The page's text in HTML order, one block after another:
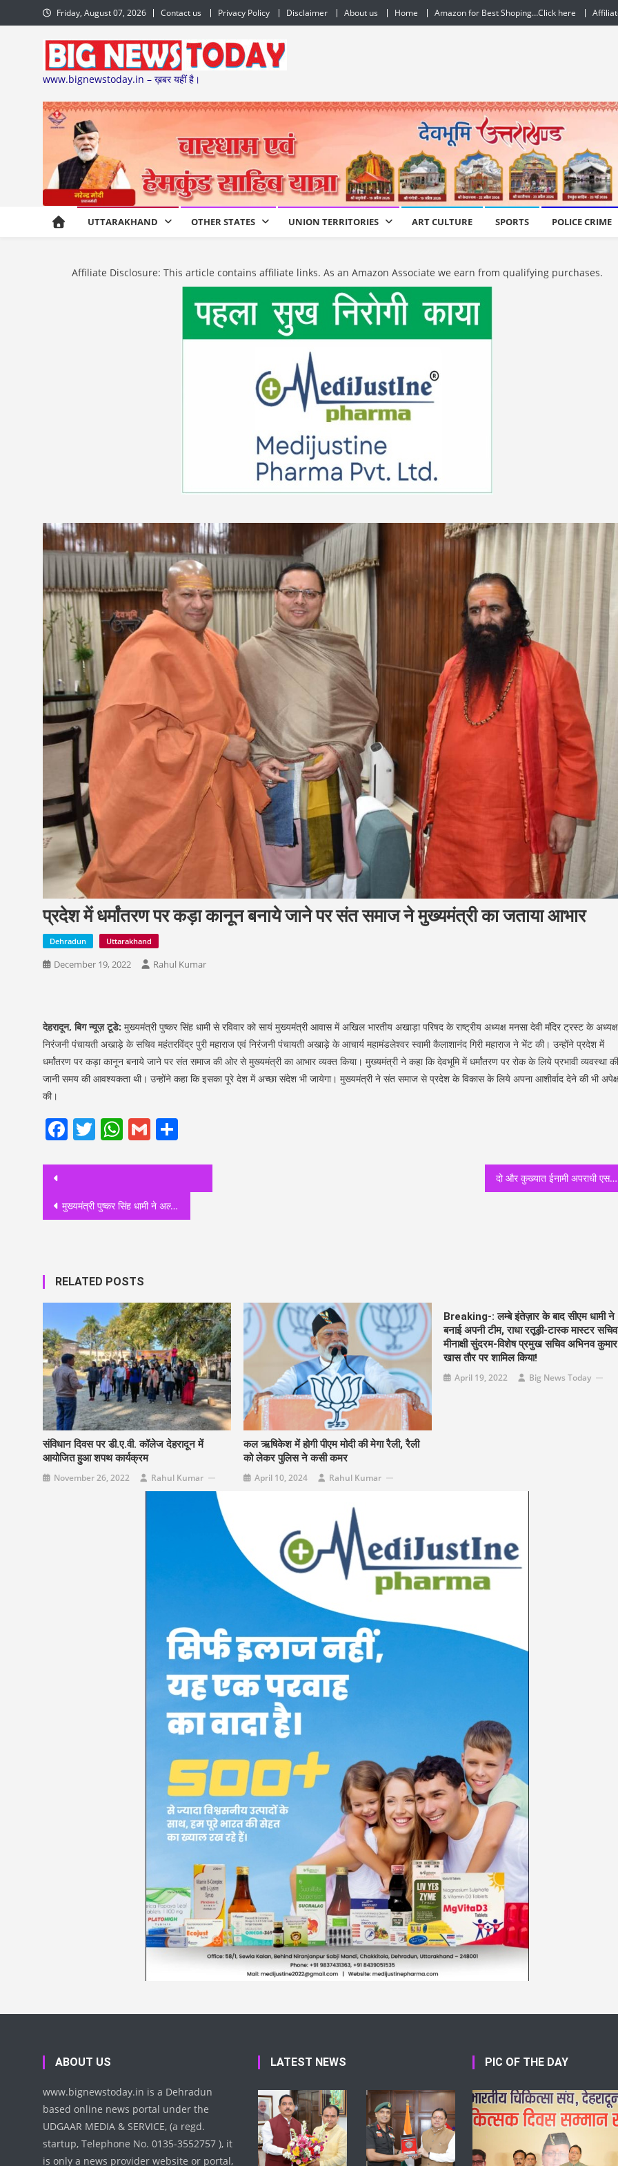
to
Friday, August 07, 2026 Contact us Privacy Policy Disclaimer About us Home Amazon for Best Shoping…Click here
www.bignewstoday.in – ख़बर यहीं है।
UTTARAKHAND OTHER STATES UNION TERRITORIES ART CULTURE SPORTS POLICE CRIME
Affiliate Disclosure: This article contains affiliate links. As an Amazon Associate we earn from qualifying purchases.
प्रदेश में धर्मांतरण पर कड़ा कानून बनाये जाने पर संत समाज ने मुख्यमंत्री का जताया आभार
Dehradun Uttarakhand
December 19, 2022 Rahul Kumar
देहरादून, बिग न्यूज़ टूडे: मुख्यमंत्री पुष्कर सिंह धामी से रविवार को सायं मुख्यमंत्री आवास में अखिल भारतीय अखाड़ा परिषद के राष्ट्रीय अध्यक्ष मनसा देवी मंदिर ट्रस्ट के
निरंजनी पंचायती अखाड़े के सचिव महंतरविंद्र पुरी महाराज एवं निरंजनी पंचायती अखाड़े के आचार्य महामंडलेश्वर स्वामी कैलाशानंद गिरी महाराज ने भेंट की। उन्होंने प्रदेश में
धर्मांतरण पर कड़ा कानून बनाये जाने पर संत समाज की ओर से मुख्यमंत्री का आभार व्यक्त किया। मुख्यमंत्री ने कहा कि देवभूमि में धर्मांतरण पर रोक के लिये प्रभावी व्यवस्था की
जानी समय की आवश्यकता थी। उन्होंने कहा कि इसका पूरे देश में अच्छा संदेश भी जायेगा। मुख्यमंत्री ने संत समाज से प्रदेश के विकास के लिये अपना आशीर्वाद देने की भी
की।
Facebook
Twitter
WhatsApp
Gmail
Post
navigation
मुख्यमंत्री पुष्कर सिंह धामी ने अल्पसंख्यक छात्रों के लिए निःशुल्क ऑनलाइन कोचिंग सुविधा का किया शुभारंभ
दो और कुख्यात ईनामी अपराधी एसटीएफ के शिकंजे में, एसटीएफ की धरपकड़ से घबराकर ईनामी अपराधी ले रहे हैं, अन्य राज्यों में पनाह
RELATED POSTS
संविधान दिवस पर डी.ए.वी. कॉलेज देहरादून में
आयोजित हुआ शपथ कार्यक्रम
November 26, 2022 Rahul Kumar
कल ऋषिकेश में होगी पीएम मोदी की मेगा रैली, रैली
को लेकर पुलिस ने कसी कमर
April 10, 2024 Rahul Kumar
Breaking-: लम्बे इंतेज़ार के बाद सीएम धामी ने
बनाई अपनी टीम, राधा रतूड़ी-टास्क मास्टर
मीनाक्षी सुंदरम-विशेष प्रमुख सचिव अभिनव
खास तौर पर शामिल किया!
April 19, 2022 Big News Today
ABOUT US
www.bignewstoday.in is a Dehradun
based online news portal under the
UDGAAR MEDIA & SERVICE, (a regd.
startup, Telephone No. 0135-3552757 ), it
is only a news provider website or portal,
LATEST NEWS PIC OF THE DAY